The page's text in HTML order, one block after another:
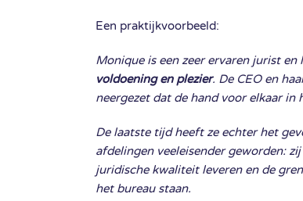
Een praktijkvoorbeeld:
Monique is een zeer ervaren jurist
voldoening en plezier. De CEO en
neergezet dat de hand voor elkaar
De laatste tijd heeft ze echter het
afdelingen veeleisender geworden:
juridische kwaliteit leveren en de
het bureau staan.